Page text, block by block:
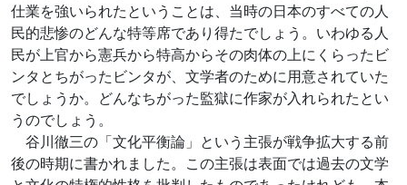
仕業を強いられたということは、当時の日本のすべての人
民的悲惨のどんな特等席であり得たでしょう。いわゆる人
民が上官から憲兵から特高からその肉体の上にくらったビ
ンタとちがったビンタが、文学者のために用意されていた
でしょうか。どんなちがった監獄に作家が入れられたとい
うのでしょう。
谷川徹三の「文化平衡論」という主張が戦争拡大する前
後の時期に書かれました。この主張は表面では過去の文学